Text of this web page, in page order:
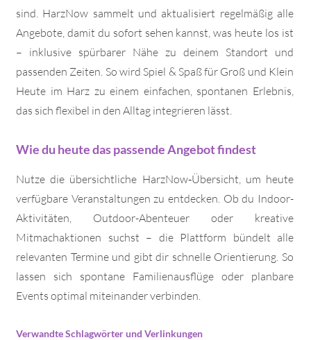
sind. HarzNow sammelt und aktualisiert regelmäßig alle
Angebote, damit du sofort sehen kannst, was heute los ist
– inklusive spürbarer Nähe zu deinem Standort und
passenden Zeiten. So wird Spiel & Spaß für Groß und Klein
Heute im Harz zu einem einfachen, spontanen Erlebnis,
das sich flexibel in den Alltag integrieren lässt.
Wie du heute das passende Angebot findest
Nutze die übersichtliche HarzNow‑Übersicht, um heute
verfügbare Veranstaltungen zu entdecken. Ob du Indoor-
Aktivitäten, Outdoor-Abenteuer oder kreative
Mitmachaktionen suchst – die Plattform bündelt alle
relevanten Termine und gibt dir schnelle Orientierung. So
lassen sich spontane Familienausflüge oder planbare
Events optimal miteinander verbinden.
Verwandte Schlagwörter und Verlinkungen